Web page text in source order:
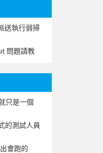
送執行弱掃
問題請教
只是一個
的測試人員
會跑的